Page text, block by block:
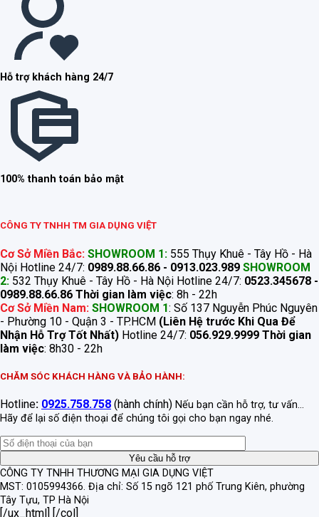
Hỗ trợ khách hàng 24/7
100% thanh toán bảo mật
CÔNG TY TNHH TM GIA DỤNG VIỆT
Cơ Sở Miền Bắc: SHOWROOM 1: 555 Thụy Khuê - Tây Hồ - Hà
Nội Hotline 24/7: 0989.88.66.86 - 0913.023.989 SHOWROOM
2: 532 Thụy Khuê - Tây Hồ - Hà Nội Hotline 24/7: 0523.345678 -
0989.88.66.86 Thời gian làm việc: 8h - 22h
Cơ Sở Miền Nam: SHOWROOM 1: Số 137 Nguyễn Phúc Nguyên
- Phường 10 - Quận 3 - TP.HCM (Liên Hệ trước Khi Qua Để
Nhận Hỗ Trợ Tốt Nhất) Hotline 24/7: 056.929.9999 Thời gian
làm việc: 8h30 - 22h
CHĂM SÓC KHÁCH HÀNG VÀ BẢO HÀNH:
Hotline: 0925.758.758 (hành chính) Nếu bạn cần hỗ trợ, tư vấn...
Hãy để lại số điện thoại để chúng tôi gọi cho bạn ngay nhé.
CÔNG TY TNHH THƯƠNG MẠI GIA DỤNG VIỆT
MST: 0105994366. Địa chỉ: Số 15 ngõ 121 phố Trung Kiên, phường
Tây Tựu, TP Hà Nội
[/ux_html] [/col]